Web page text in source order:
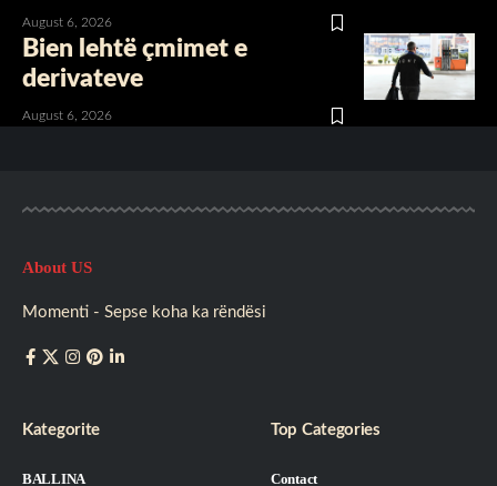
August 6, 2026
Bien lehtë çmimet e
derivateve
August 6, 2026
About US
Momenti - Sepse koha ka rëndësi
Kategorite
BALLINA
Top Categories
Contact